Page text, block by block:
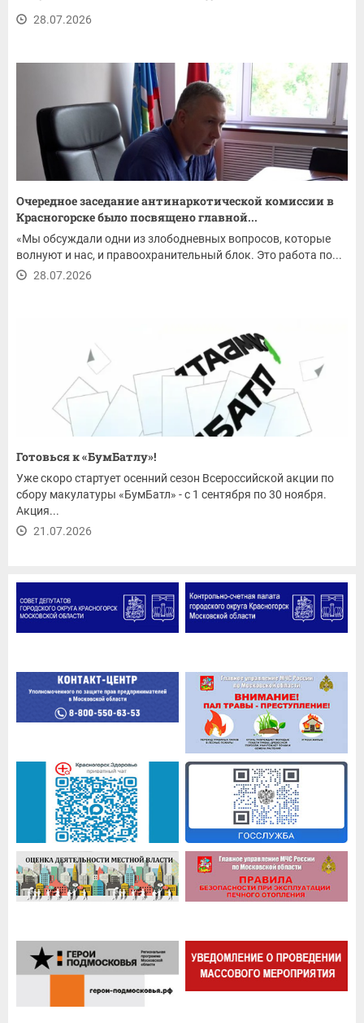
28.07.2026
Очередное заседание антинаркотической комиссии в
Красногорске было посвящено главной...
«Мы обсуждали одни из злободневных вопросов, которые
волнуют и нас, и правоохранительный блок. Это работа по...
28.07.2026
Готовься к «БумБатлу»!
Уже скоро стартует осенний сезон Всероссийской акции по
сбору макулатуры «БумБатл» - с 1 сентября по 30 ноября.
Акция...
21.07.2026